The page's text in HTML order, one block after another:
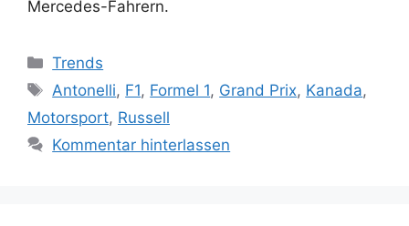
Mercedes-Fahrern.
Kategorien
Trends
Schlagwörter
Antonelli, F1, Formel 1, Grand Prix, Kanada,
Motorsport, Russell
Kommentar hinterlassen